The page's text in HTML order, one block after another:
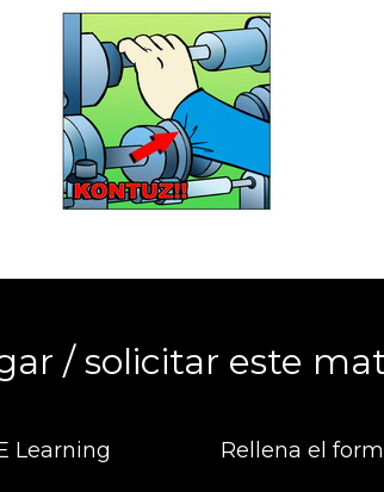
/ solicitar este
Learning
Rellena el